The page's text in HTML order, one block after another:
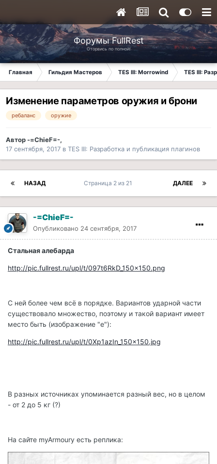
Форумы FullRest
Оторвись по полной!
Главная Гильдия Мастеров TES III: Morrowind TES III:
Изменение параметров оружия и брони
ребаланс оружие
Автор -=ChieF=-,
17 сентября, 2017 в TES III: Разработка и публикация плагинов
НАЗАД ДАЛЕЕ
Страница 2 из 21
-=ChieF=-
Опубликовано 24 сентября, 2017
Стальная алебарда
http://pic.fullrest.ru/upl/t/097t6RkD_150x150.png
С ней более чем всё в порядке. Вариантов ударной части
существовало множество, поэтому и такой вариант имеет
место быть (изображение "e"):
http://pic.fullrest.ru/upl/t/0Xp1azIn_150x150.jpg
В разных источниках упоминается разный вес, но в целом
- от 2 до 5 кг (?)
На сайте myArmoury есть реплика: